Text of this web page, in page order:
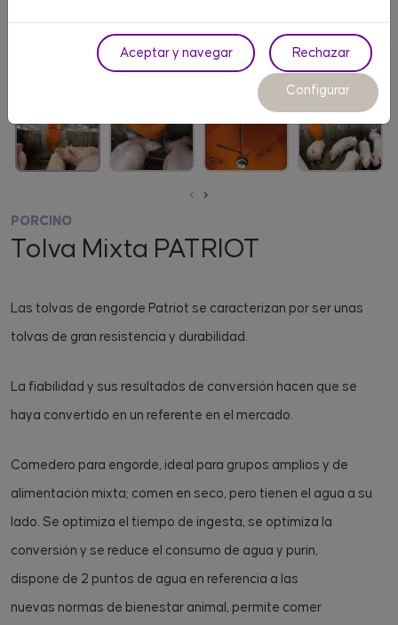
‹
›
PORCINO
Tolva Mixta PATRIOT
Las tolvas de engorde Patriot se caracterizan por ser unas
tolvas de gran resistencia y durabilidad.
La fiabilidad y sus resultados de conversión hacen que se
haya convertido en un referente en el mercado.
Comedero para engorde, ideal para grupos amplios y de
alimentación mixta; comen en seco, pero tienen el agua a su
lado. Se optimiza el tiempo de ingesta, se optimiza la
conversión y se reduce el consumo de agua y purín,
dispone de 2 puntos de agua en referencia a las
nuevas normas de bienestar animal, permite comer
Aceptar y navegar Rechazar
Configurar